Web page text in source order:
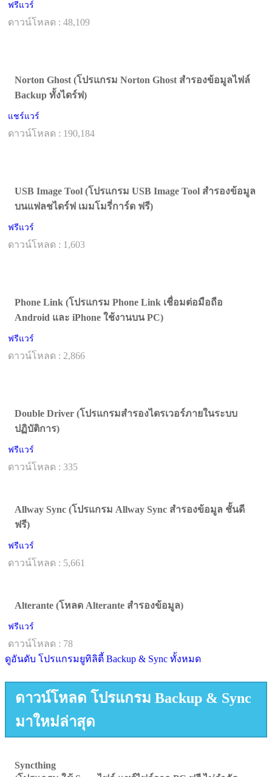
ฟรีแวร์
ดาวน์โหลด : 48,109
Norton Ghost (โปรแกรม Norton Ghost สำรองข้อมูลไฟล์
Backup ทั้งไดร์ฟ)
แชร์แวร์
ดาวน์โหลด : 190,184
USB Image Tool (โปรแกรม USB Image Tool สำรองข้อมูล
บนแฟลชไดร์ฟ เมมโมรี่การ์ด ฟรี)
ฟรีแวร์
ดาวน์โหลด : 1,603
Phone Link (โปรแกรม Phone Link เชื่อมต่อมือถือ
Android และ iPhone ใช้งานบน PC)
ฟรีแวร์
ดาวน์โหลด : 2,866
Double Driver (โปรแกรมสำรองไดรเวอร์ภายในระบบ
ปฏิบัติการ)
ฟรีแวร์
ดาวน์โหลด : 335
Allway Sync (โปรแกรม Allway Sync สำรองข้อมูล ชั้นดี
ฟรี)
ฟรีแวร์
ดาวน์โหลด : 5,661
Alterante (โหลด Alterante สำรองข้อมูล)
ฟรีแวร์
ดาวน์โหลด : 78
ดูอันดับ โปรแกรมยูทิลิตี้ Backup & Sync ทั้งหมด
ดาวน์โหลด โปรแกรม Backup & Sync
มาใหม่ล่าสุด
Syncthing